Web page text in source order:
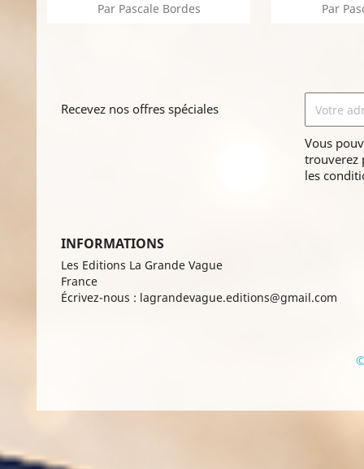
Par Pascale Bordes Par
Recevez nos offres spéciales
Vous
trouverez
les
INFORMATIONS
Les Editions La Grande Vague
France
Écrivez-nous : lagrandevague.editions@gmail.com